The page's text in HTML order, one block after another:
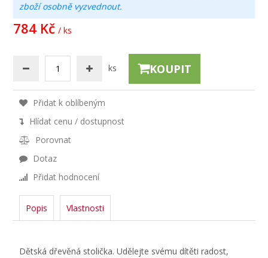
zboží osobně vyzvednout.
784 Kč / ks
ks KOUPIT
Přidat k oblíbeným
Hlídat cenu / dostupnost
Porovnat
Dotaz
Přidat hodnocení
Popis Vlastnosti
Dětská dřevěná stolička. Udělejte svému dítěti radost,